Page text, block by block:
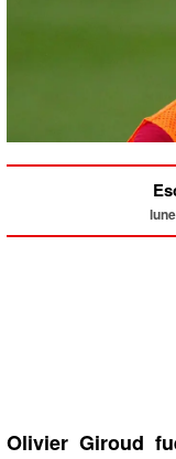
Olivier Giroud